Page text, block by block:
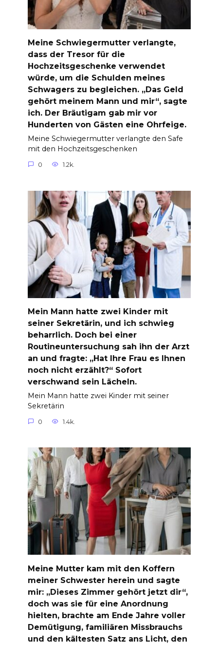
Meine Schwiegermutter verlangte,
dass der Tresor für die
Hochzeitsgeschenke verwendet
würde, um die Schulden meines
Schwagers zu begleichen. „Das Geld
gehört meinem Mann und mir“, sagte
ich. Der Bräutigam gab mir vor
Hunderten von Gästen eine Ohrfeige.
Meine Schwiegermutter verlangte den Safe
mit den Hochzeitsgeschenken
0 1.2k.
Mein Mann hatte zwei Kinder mit
seiner Sekretärin, und ich schwieg
beharrlich. Doch bei einer
Routineuntersuchung sah ihn der Arzt
an und fragte: „Hat Ihre Frau es Ihnen
noch nicht erzählt?“ Sofort
verschwand sein Lächeln.
Mein Mann hatte zwei Kinder mit seiner
Sekretärin
0 1.4k.
Meine Mutter kam mit den Koffern
meiner Schwester herein und sagte
mir: „Dieses Zimmer gehört jetzt dir“,
doch was sie für eine Anordnung
hielten, brachte am Ende Jahre voller
Demütigung, familiären Missbrauchs
und den kältesten Satz ans Licht, den